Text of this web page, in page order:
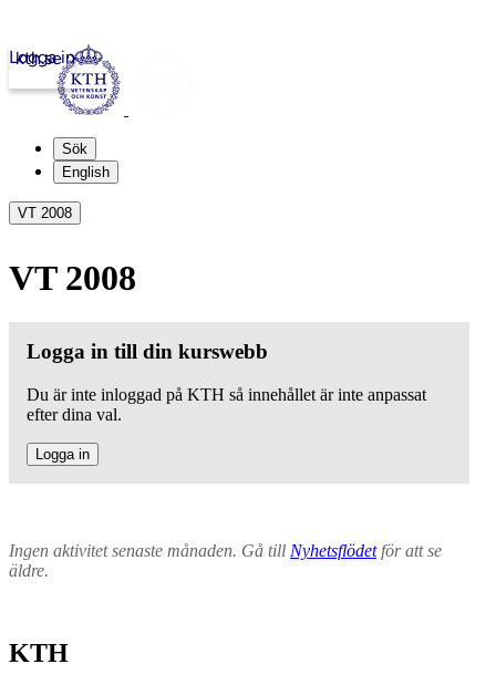
kth.se
Logga in
Sök
English
VT 2008
VT 2008
Logga in till din kurswebb
Du är inte inloggad på KTH så innehållet är inte anpassat
efter dina val.
Logga in
Ingen aktivitet senaste månaden. Gå till Nyhetsflödetför att se
äldre.
KTH